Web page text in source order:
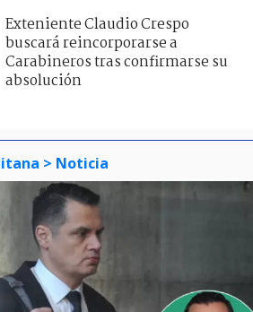
Exteniente Claudio Crespo
buscará reincorporarse a
Carabineros tras confirmarse su
absolución
> Noticia